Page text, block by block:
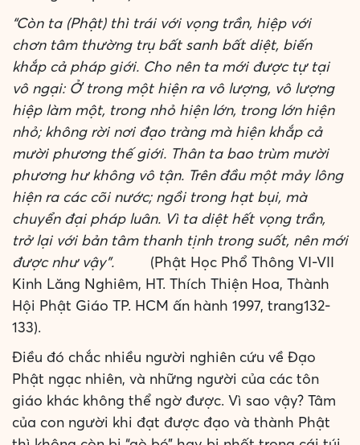
“Còn ta (Phật) thì trái với vọng trần, hiệp với
chơn tâm thường trụ bất sanh bất diệt, biến
khắp cả pháp giới. Cho nên ta mới được tự tại
vô ngại: Ở trong một hiện ra vô lượng, vô lượng
hiệp làm một, trong nhỏ hiện lớn, trong lớn hiện
nhỏ; không rời nơi đạo tràng mà hiện khắp cả
mười phương thế giới. Thân ta bao trùm mười
phương hư không vô tận. Trên đầu một mảy lông
hiện ra các cõi nước; ngồi trong hạt bụi, mà
chuyển đại pháp luân. Vì ta diệt hết vọng trần,
trở lại với bản tâm thanh tịnh trong suốt, nên mới
được như vậy”. (Phật Học Phổ Thông VI-VII
Kinh Lăng Nghiêm, HT. Thích Thiện Hoa, Thành
Hội Phật Giáo TP. HCM ấn hành 1997, trang132-
133).
Điều đó chắc nhiều người nghiên cứu về Đạo
Phật ngạc nhiên, và những người của các tôn
giáo khác không thể ngờ được. Vì sao vậy? Tâm
của con người khi đạt được đạo và thành Phật